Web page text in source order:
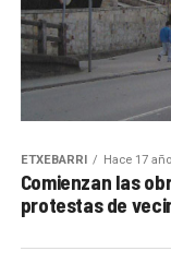
ETXEBARRI Hace 17
Comienzan las
protestas de